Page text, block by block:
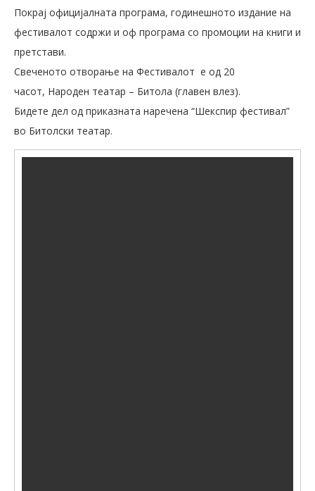
Покрај официјалната програма, годинешното издание на
фестивалот содржи и оф програма со промоции на книги и
претстави.
Свеченото отворање на Фестивалот е од 20
часот, Народен театар – Битола (главен влез).
Бидете дел од приказната наречена “Шекспир фестивал”
во Битолски театар.